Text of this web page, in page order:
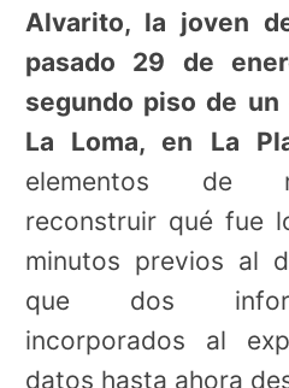
Alvarito, la joven
pasado 29 de
segundo piso de
La Loma, en La
elementos de
reconstruir qué fue
minutos previos al
que dos
incorporados al
datos hasta ahora